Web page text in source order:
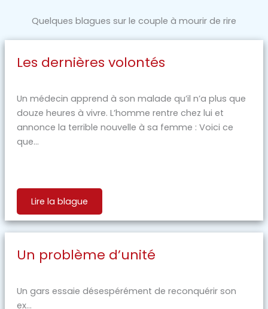
Quelques blagues sur le couple à mourir de rire
Les dernières volontés
Un médecin apprend à son malade qu’il n’a plus que
douze heures à vivre. L’homme rentre chez lui et
annonce la terrible nouvelle à sa femme : Voici ce
que...
Lire la blague
Un problème d’unité
Un gars essaie désespérément de reconquérir son
ex...